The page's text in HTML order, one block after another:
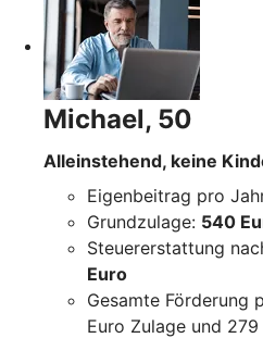
Michael, 50
Alleinstehend, keine
Eigenbeitrag pro
Grundzulage: 540
Steuererstattung
Euro
Gesamte Förderung
Euro Zulage und